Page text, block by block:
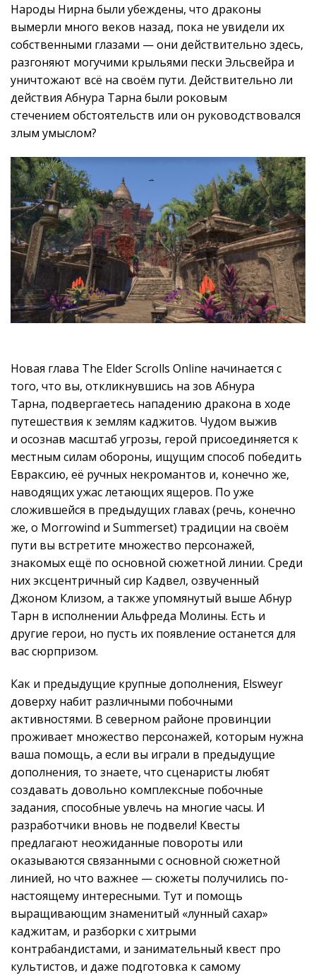
Народы Нирна были убеждены, что драконы
вымерли много веков назад, пока не увидели их
собственными глазами — они действительно здесь,
разгоняют могучими крыльями пески Эльсвейра и
уничтожают всё на своём пути. Действительно ли
действия Абнура Тарна были роковым
стечением обстоятельств или он руководствовался
злым умыслом?
Новая глава The Elder Scrolls Online начинается с
того, что вы, откликнувшись на зов Абнура
Тарна, подвергаетесь нападению дракона в ходе
путешествия к землям каджитов. Чудом выжив
и осознав масштаб угрозы, герой присоединяется к
местным силам обороны, ищущим способ победить
Евраксию, её ручных некромантов и, конечно же,
наводящих ужас летающих ящеров. По уже
сложившейся в предыдущих главах (речь, конечно
же, о Morrowind и Summerset) традиции на своём
пути вы встретите множество персонажей,
знакомых ещё по основной сюжетной линии. Среди
них эксцентричный сир Кадвел, озвученный
Джоном Клизом, а также упомянутый выше Абнур
Тарн в исполнении Альфреда Молины. Есть и
другие герои, но пусть их появление останется для
вас сюрпризом.
Как и предыдущие крупные дополнения, Elsweyr
доверху набит различными побочными
активностями. В северном районе провинции
проживает множество персонажей, которым нужна
ваша помощь, а если вы играли в предыдущие
дополнения, то знаете, что сценаристы любят
создавать довольно комплексные побочные
задания, способные увлечь на многие часы. И
разработчики вновь не подвели! Квесты
предлагают неожиданные повороты или
оказываются связанными с основной сюжетной
линией, но что важнее — сюжеты получились по-
настоящему интересными. Тут и помощь
выращивающим знаменитый «лунный сахар»
каджитам, и разборки с хитрыми
контрабандистами, и занимательный квест про
культистов, и даже подготовка к самому